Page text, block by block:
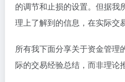
的调节和止损的设置。但据我
理上了解到的信息，在实际交
所有我下面分享关于资金管理
际的交易经验总结，而非理论